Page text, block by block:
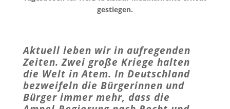
gestiegen.
Aktuell leben wir in aufregenden
Zeiten. Zwei große Kriege halten
die Welt in Atem. In Deutschland
bezweifeln die Bürgerinnen und
Bürger immer mehr, dass die